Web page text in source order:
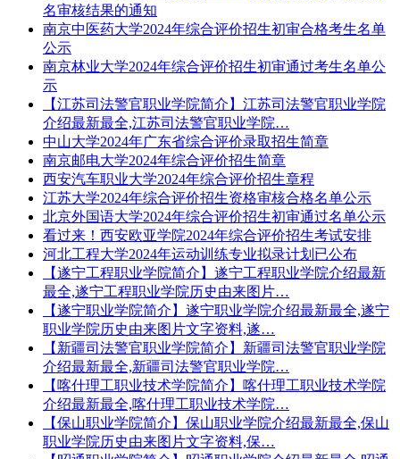
名审核结果的通知
南京中医药大学2024年综合评价招生初审合格考生名单
公示
南京林业大学2024年综合评价招生初审通过考生名单公
示
【江苏司法警官职业学院简介】江苏司法警官职业学院
介绍最新最全,江苏司法警官职业学院…
中山大学2024年广东省综合评价录取招生简章
南京邮电大学2024年综合评价招生简章
西安汽车职业大学2024年综合评价招生章程
江苏大学2024年综合评价招生资格审核合格名单公示
北京外国语大学2024年综合评价招生初审通过名单公示
看过来！西安欧亚学院2024年综合评价招生考试安排
河北工程大学2024年运动训练专业拟录计划已公布
【遂宁工程职业学院简介】遂宁工程职业学院介绍最新
最全,遂宁工程职业学院历史由来图片…
【遂宁职业学院简介】遂宁职业学院介绍最新最全,遂宁
职业学院历史由来图片文字资料,遂…
【新疆司法警官职业学院简介】新疆司法警官职业学院
介绍最新最全,新疆司法警官职业学院…
【喀什理工职业技术学院简介】喀什理工职业技术学院
介绍最新最全,喀什理工职业技术学院…
【保山职业学院简介】保山职业学院介绍最新最全,保山
职业学院历史由来图片文字资料,保…